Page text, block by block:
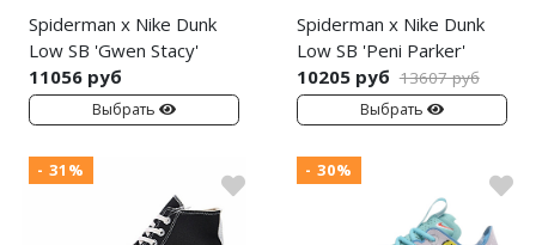
Spiderman x Nike Dunk
Low SB 'Gwen Stacy'
11056 руб
Выбрать
Spiderman x Nike Dunk
Low SB 'Peni Parker'
10205 руб 13607 руб
Выбрать
- 31% - 30%